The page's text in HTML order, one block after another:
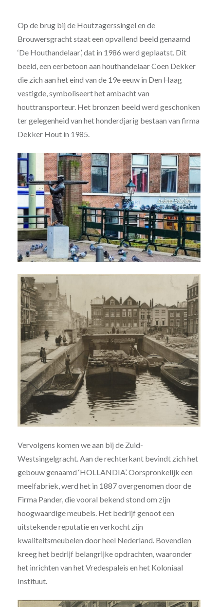
Op de brug bij de Houtzagerssingel en de
Brouwersgracht staat een opvallend beeld genaamd
‘De Houthandelaar’, dat in 1986 werd geplaatst. Dit
beeld, een eerbetoon aan houthandelaar Coen Dekker
die zich aan het eind van de 19e eeuw in Den Haag
vestigde, symboliseert het ambacht van
houttransporteur. Het bronzen beeld werd geschonken
ter gelegenheid van het honderdjarig bestaan van firma
Dekker Hout in 1985.
Vervolgens komen we aan bij de Zuid-
Westsingelgracht. Aan de rechterkant bevindt zich het
gebouw genaamd ‘HOLLANDIA’. Oorspronkelijk een
meelfabriek, werd het in 1887 overgenomen door de
Firma Pander, die vooral bekend stond om zijn
hoogwaardige meubels. Het bedrijf genoot een
uitstekende reputatie en verkocht zijn
kwaliteitsmeubelen door heel Nederland. Bovendien
kreeg het bedrijf belangrijke opdrachten, waaronder
het inrichten van het Vredespaleis en het Koloniaal
Instituut.